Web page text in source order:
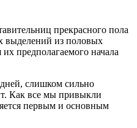
прекрасного пола
выделений из половых
предполагаемого начала
слишком сильно
Как все мы привыкли
первым и основным